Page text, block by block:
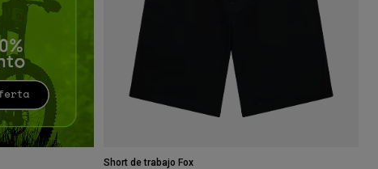
Short de trabajo Fox